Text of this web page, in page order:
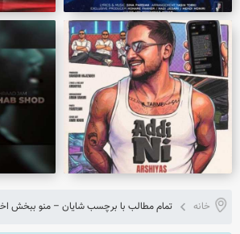
خانه تمام مطالب با برچسب شایان – منو ببخش